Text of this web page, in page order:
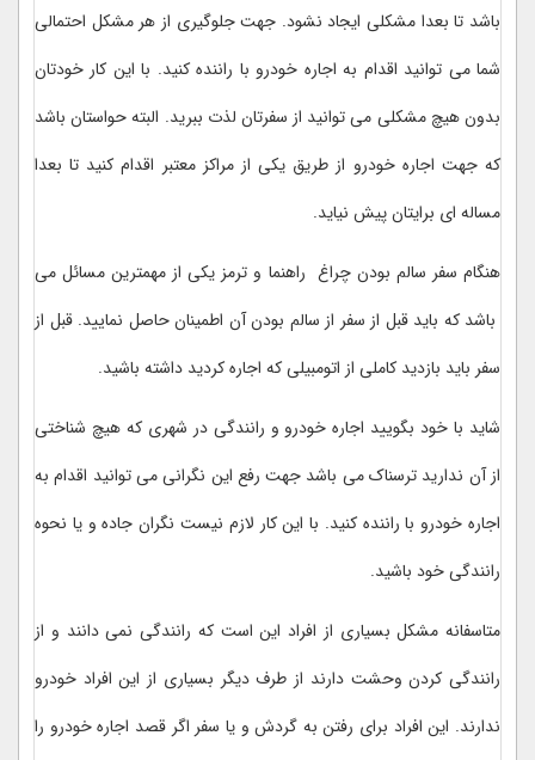
باشد تا بعدا مشکلی ایجاد نشود. جهت جلوگیری از هر مشکل احتمالی
شما می توانید اقدام به اجاره خودرو با راننده کنید. با این کار خودتان
بدون هیچ مشکلی می توانید از سفرتان لذت ببرید. البته حواستان باشد
که جهت اجاره خودرو از طریق یکی از مراکز معتبر اقدام کنید تا بعدا
مساله ای برایتان پیش نیاید.
هنگام سفر سالم بودن چراغ راهنما و ترمز یکی از مهمترین مسائل می
باشد که باید قبل از سفر از سالم بودن آن اطمینان حاصل نمایید. قبل از
سفر باید بازدید کاملی از اتومبیلی که اجاره کردید داشته باشید.
شاید با خود بگویید اجاره خودرو و رانندگی در شهری که هیچ شناختی
از آن ندارید ترسناک می باشد جهت رفع این نگرانی می توانید اقدام به
اجاره خودرو با راننده کنید. با این کار لازم نیست نگران جاده و یا نحوه
رانندگی خود باشید.
متاسفانه مشکل بسیاری از افراد این است که رانندگی نمی دانند و از
رانندگی کردن وحشت دارند از طرف دیگر بسیاری از این افراد خودرو
ندارند. این افراد برای رفتن به گردش و یا سفر اگر قصد اجاره خودرو را